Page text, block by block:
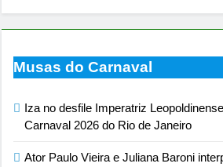
Musas do Carnaval
Iza no desfile Imperatriz
Carnaval 2026 do Rio de Janeiro
Ator Paulo Vieira e Juliana Baroni